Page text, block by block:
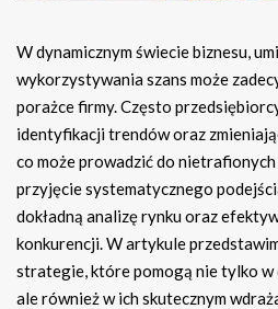
W dynamicznym świecie biznesu,
wykorzystywania szans może
porażce firmy. Często
identyfikacji trendów oraz
co może prowadzić do
przyjęcie systematycznego
dokładną analizę rynku oraz
konkurencji. W artykule
strategie, które pomogą nie tylko
ale również w ich skutecznym